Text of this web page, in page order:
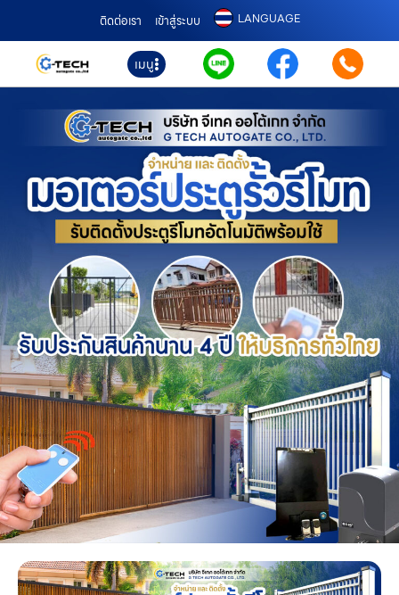
ติดต่อเรา เข้าสู่ระบบ LANGUAGE
เมนู